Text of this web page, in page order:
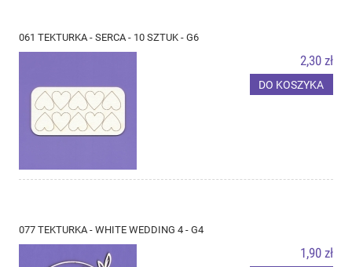
061 TEKTURKA - SERCA - 10 SZTUK - G6
2,30 zł
DO KOSZYKA
077 TEKTURKA - WHITE WEDDING 4 - G4
1,90 zł